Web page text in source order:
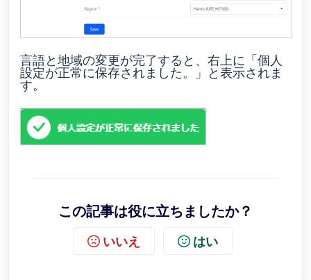
言語と地域の変更が完了すると、右上に「個人
設定が正常に保存されました。」と表示されま
す。
この記事は役に立ちましたか？
いいえ はい